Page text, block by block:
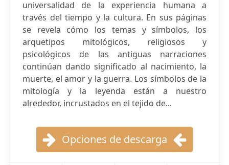
universalidad de la experiencia humana a
través del tiempo y la cultura. En sus páginas
se revela cómo los temas y símbolos, los
arquetipos mitológicos, religiosos y
psicológicos de las antiguas narraciones
continúan dando significado al nacimiento, la
muerte, el amor y la guerra. Los símbolos de la
mitología y la leyenda están a nuestro
alrededor, incrustados en el tejido de...
Opciones de descarga